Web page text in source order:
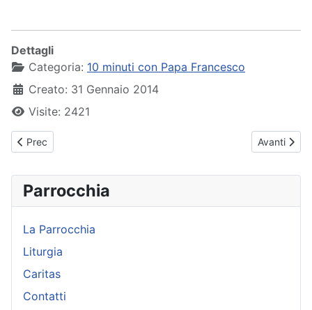
Dettagli
Categoria: 10 minuti con Papa Francesco
Creato: 31 Gennaio 2014
Visite: 2421
Articolo precedente: Papa Francesco - Udienza Generale - 28-
Prec Articolo
Avanti
Parrocchia
La Parrocchia
Liturgia
Caritas
Contatti